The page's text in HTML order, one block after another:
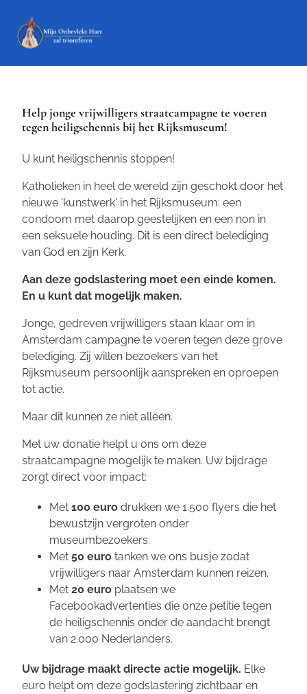
Help jonge vrijwilligers straatcampagne te voeren
tegen heiligschennis bij het Rijksmuseum!
U kunt heiligschennis stoppen!
Katholieken in heel de wereld zijn geschokt door het
nieuwe 'kunstwerk' in het Rijksmuseum: een
condoom met daarop geestelijken en een non in
een seksuele houding. Dit is een direct belediging
van God en zijn Kerk.
Aan deze godslastering moet een einde komen.
En u kunt dat mogelijk maken.
Jonge, gedreven vrijwilligers staan klaar om in
Amsterdam campagne te voeren tegen deze grove
belediging. Zij willen bezoekers van het
Rijksmuseum persoonlijk aanspreken en oproepen
tot actie.
Maar dit kunnen ze niet alleen.
Met uw donatie helpt u ons om deze
straatcampagne mogelijk te maken. Uw bijdrage
zorgt direct voor impact:
Met 100 euro drukken we 1.500 flyers die het
bewustzijn vergroten onder
museumbezoekers.
Met 50 euro tanken we ons busje zodat
vrijwilligers naar Amsterdam kunnen reizen.
Met 20 euro plaatsen we
Facebookadvertenties die onze petitie tegen
de heiligschennis onder de aandacht brengt
van 2.000 Nederlanders.
Uw bijdrage maakt directe actie mogelijk. Elke
euro helpt om deze godslastering zichtbaar en